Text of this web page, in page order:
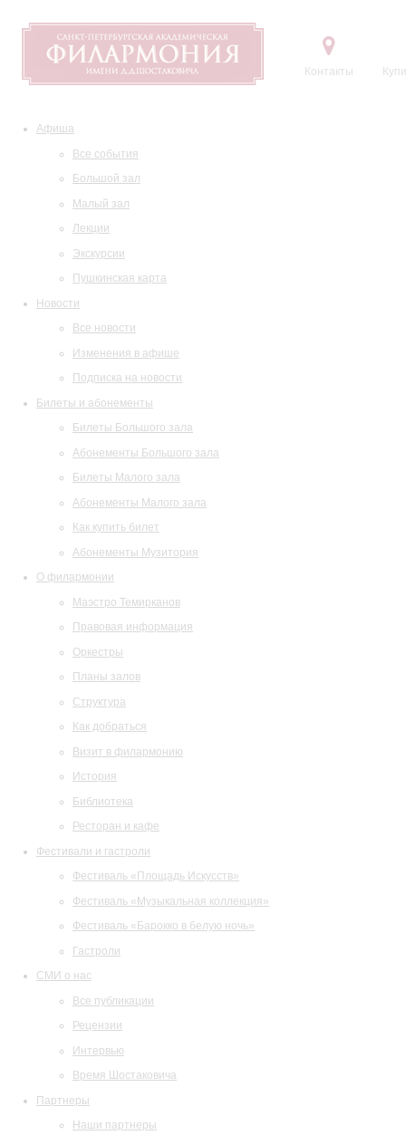
Контакты
Афиша
Все события
Большой зал
Малый зал
Лекции
Экскурсии
Пушкинская карта
Новости
Все новости
Изменения в афише
Подписка на новости
Билеты и абонементы
Билеты Большого зала
Абонементы Большого зала
Билеты Малого зала
Абонементы Малого зала
Как купить билет
Абонементы Музитория
О филармонии
Маэстро Темирканов
Правовая информация
Оркестры
Планы залов
Структура
Как добраться
Визит в филармонию
История
Библиотека
Ресторан и кафе
Фестивали и гастроли
Фестиваль «Площадь Искусств»
Фестиваль «Музыкальная коллекция»
Фестиваль «Барокко в белую ночь»
Гастроли
СМИ о нас
Все публикации
Рецензии
Интервью
Время Шостаковича
Партнеры
Наши партнеры